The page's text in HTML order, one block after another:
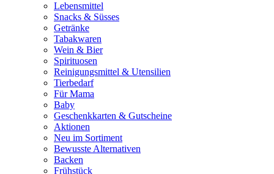
Lebensmittel
Snacks & Süsses
Getränke
Tabakwaren
Wein & Bier
Spirituosen
Reinigungsmittel & Utensilien
Tierbedarf
Für Mama
Baby
Geschenkkarten & Gutscheine
Aktionen
Neu im Sortiment
Bewusste Alternativen
Backen
Frühstück